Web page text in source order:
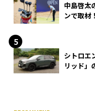
中島啓太
ンで取材
シトロエ
リッド」